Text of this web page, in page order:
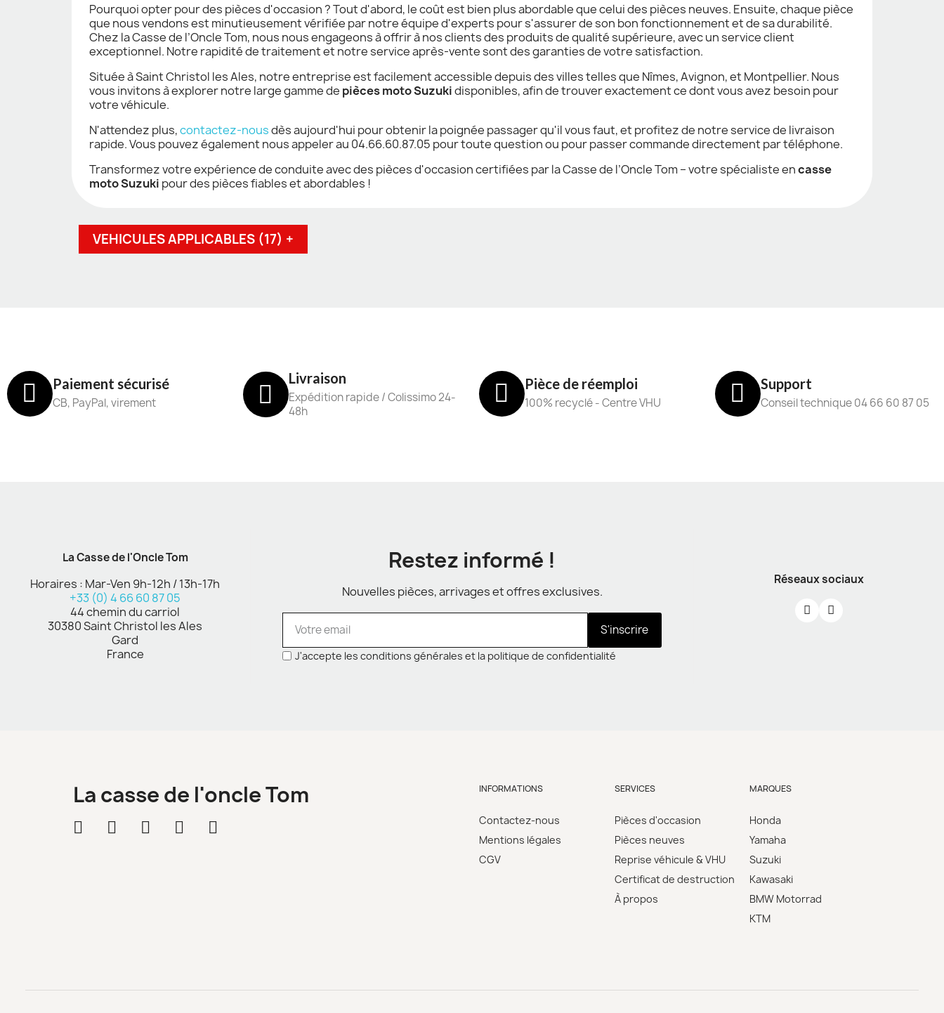
Pourquoi opter pour des pièces d'occasion ? Tout d'abord, le coût est bien plus abordable que celui des pièces neuves. Ensuite, chaque pièce
que nous vendons est minutieusement vérifiée par notre équipe d'experts pour s'assurer de son bon fonctionnement et de sa durabilité.
Chez la Casse de l’Oncle Tom, nous nous engageons à offrir à nos clients des produits de qualité supérieure, avec un service client
exceptionnel. Notre rapidité de traitement et notre service après-vente sont des garanties de votre satisfaction.
Située à Saint Christol les Ales, notre entreprise est facilement accessible depuis des villes telles que Nîmes, Avignon, et Montpellier. Nous
vous invitons à explorer notre large gamme de pièces moto Suzukidisponibles, afin de trouver exactement ce dont vous avez besoin pour
votre véhicule.
N'attendez plus,contactez-nousdès aujourd'hui pour obtenir la poignée passager qu'il vous faut, et profitez de notre service de livraison
rapide. Vous pouvez également nous appeler au 04.66.60.87.05 pour toute question ou pour passer commande directement par téléphone.
Transformez votre expérience de conduite avec des pièces d'occasion certifiées par la Casse de l’Oncle Tom – votre spécialiste encasse
moto Suzuki pour des pièces fiables et abordables !
VEHICULES APPLICABLES (17) +
Paiement sécurisé
CB, PayPal, virement
Livraison
Expédition rapide / Colissimo 24-
48h
Pièce de réemploi
100% recyclé - Centre VHU
Support
Conseil technique 04 66 60 87 05
La Casse de l'Oncle Tom
Horaires : Mar-Ven 9h-12h / 13h-17h
+33 (0) 4 66 60 87 05
44 chemin du carriol
30380 Saint Christol les Ales
Gard
France
Restez informé !
Nouvelles pièces, arrivages et offres exclusives.
S'inscrire
J'accepte les conditions générales et la politique de confidentialité
Réseaux sociaux
La casse de l'oncle Tom INFORMATIONS
Contactez-nous
Mentions légales
CGV
SERVICES
Pièces d'occasion
Pièces neuves
Reprise véhicule & VHU
Certificat de destruction
À propos
MARQUES
Honda
Yamaha
Suzuki
Kawasaki
BMW Motorrad
KTM